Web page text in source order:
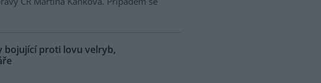
bojující proti lovu velryb,